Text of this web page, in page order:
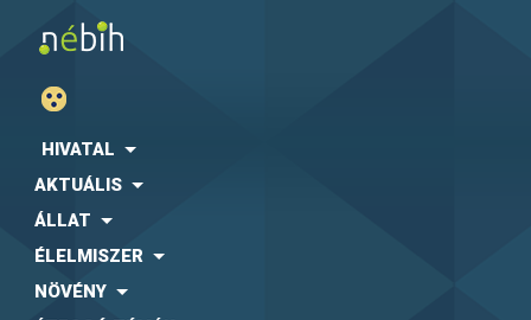
HIVATAL
AKTUÁLIS
ÁLLAT
ÉLELMISZER
NÖVÉNY